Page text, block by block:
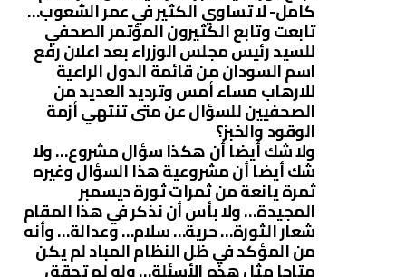
كامل- لا تساوي الكثير في عمر الشعوب…
تابعت وتابع الكثيرون المؤتمر الصحفي
للسيد رئيس مجلس الوزراء بعد اعلان رفع
اسم السودان من قائمة الدول الراعية
للارهاب مساء أمس وترديد العديد من
الصحفيين للسؤال عن متى تنتهي أزمة
الوقود والخبز؟
ولا شك أيضا أن هكذا سؤال مشروع… ولا
شك أيضا أن مشروعية هذا السؤال وغيره
ثمرة يانعة من ثمرات ثورة ديسمبر
المجيدة… ولا بأس أن نذكر في هذا المقام
شعار الثورة… حرية… سلام… وعدالة… وأنه
من المؤكد في ظل النظام المباد لم يكن